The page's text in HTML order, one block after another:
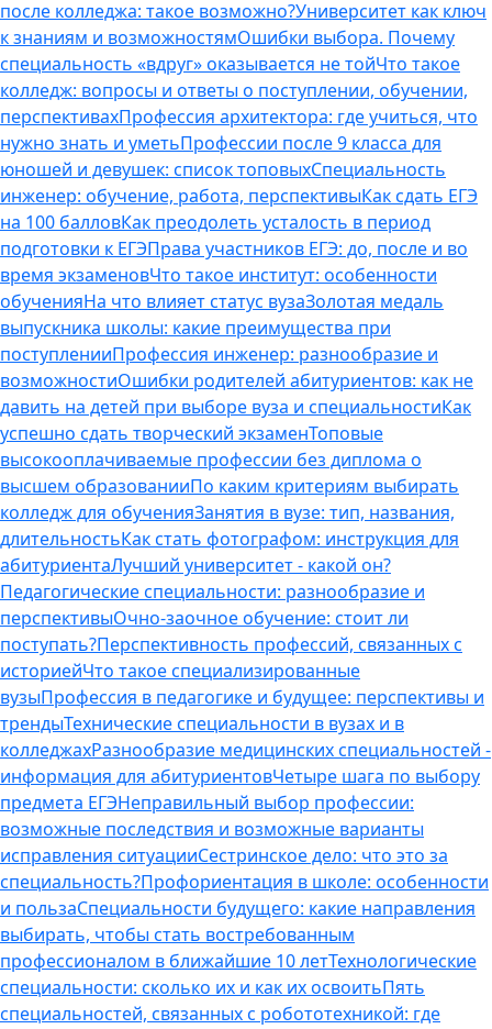
после колледжа: такое возможно?Университет как ключ
к знаниям и возможностямОшибки выбора. Почему
специальность «вдруг» оказывается не тойЧто такое
колледж: вопросы и ответы о поступлении, обучении,
перспективахПрофессия архитектора: где учиться, что
нужно знать и уметьПрофессии после 9 класса для
юношей и девушек: список топовыхСпециальность
инженер: обучение, работа, перспективыКак сдать ЕГЭ
на 100 балловКак преодолеть усталость в период
подготовки к ЕГЭПрава участников ЕГЭ: до, после и во
время экзаменовЧто такое институт: особенности
обученияНа что влияет статус вузаЗолотая медаль
выпускника школы: какие преимущества при
поступленииПрофессия инженер: разнообразие и
возможностиОшибки родителей абитуриентов: как не
давить на детей при выборе вуза и специальностиКак
успешно сдать творческий экзаменТоповые
высокооплачиваемые профессии без диплома о
высшем образованииПо каким критериям выбирать
колледж для обученияЗанятия в вузе: тип, названия,
длительностьКак стать фотографом: инструкция для
абитуриентаЛучший университет - какой он?
Педагогические специальности: разнообразие и
перспективыОчно-заочное обучение: стоит ли
поступать?Перспективность профессий, связанных с
историейЧто такое специализированные
вузыПрофессия в педагогике и будущее: перспективы и
трендыТехнические специальности в вузах и в
колледжахРазнообразие медицинских специальностей -
информация для абитуриентовЧетыре шага по выбору
предмета ЕГЭНеправильный выбор профессии:
возможные последствия и возможные варианты
исправления ситуацииСестринское дело: что это за
специальность?Профориентация в школе: особенности
и пользаСпециальности будущего: какие направления
выбирать, чтобы стать востребованным
профессионалом в ближайшие 10 летТехнологические
специальности: сколько их и как их освоитьПять
специальностей, связанных с робототехникой: где